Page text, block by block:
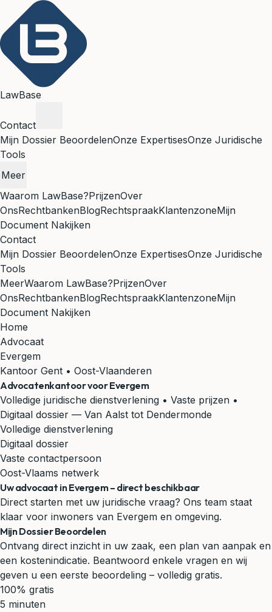
LawBase
Contact
Mijn Dossier BeoordelenOnze ExpertisesOnze Juridische
Tools
Meer
Waarom LawBase?PrijzenOver
OnsRechtbankenBlogRechtspraakKlantenzoneMijn
Document Nakijken
Contact
Mijn Dossier BeoordelenOnze ExpertisesOnze Juridische
Tools
MeerWaarom LawBase?PrijzenOver
OnsRechtbankenBlogRechtspraakKlantenzoneMijn
Document Nakijken
Home
Advocaat
Evergem
Kantoor Gent • Oost-Vlaanderen
Advocatenkantoor voorEvergem
Volledige juridische dienstverlening • Vaste prijzen •
Digitaal dossier — Van Aalst tot Dendermonde
Volledige dienstverlening
Digitaal dossier
Vaste contactpersoon
Oost-Vlaams netwerk
Uw advocaat in Evergem – direct beschikbaar
Direct starten met uw juridische vraag? Ons team staat
klaar voor inwoners van Evergem en omgeving.
Mijn Dossier Beoordelen
Ontvang direct inzicht in uw zaak, een plan van aanpak en
een kostenindicatie. Beantwoord enkele vragen en wij
geven u een eerste beoordeling – volledig gratis.
100% gratis
5 minuten